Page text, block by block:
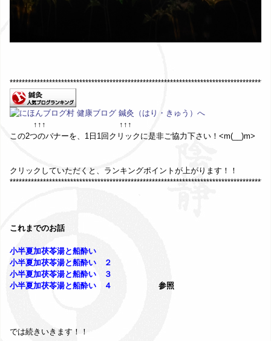
↑↑↑ ↑↑↑
この2つのバナーを、1日1回クリックに是非ご協力下さい！<m(__)m>
クリックしていただくと、ランキングポイントが上がります！！
これまでのお話
小半夏加茯苓湯と船酔い
小半夏加茯苓湯と船酔い ２
小半夏加茯苓湯と船酔い ３
小半夏加茯苓湯と船酔い ４
参照
では続きいきます！！